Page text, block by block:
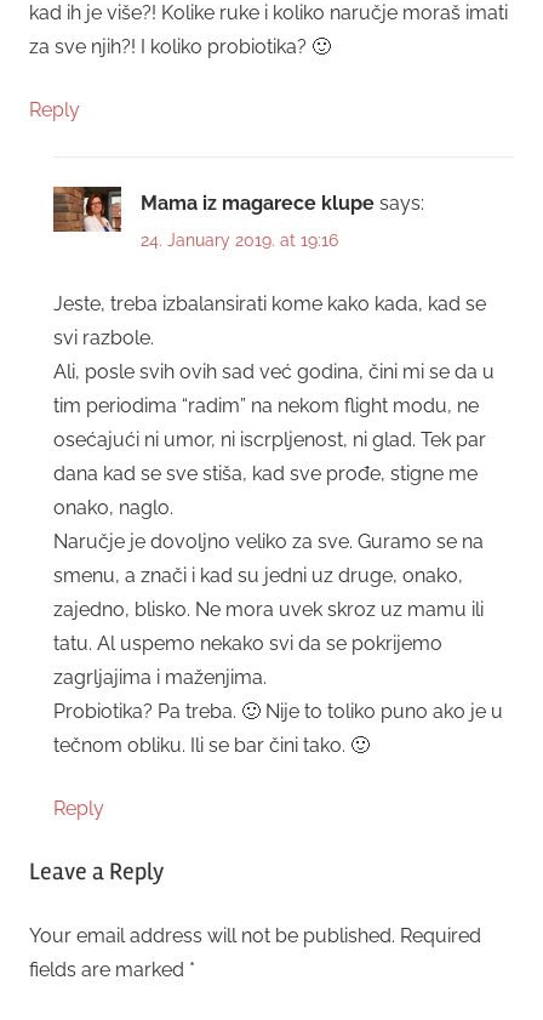
kad ih je više?! Kolike ruke i koliko naručje moraš imati
za sve njih?! I koliko probiotika? 🙂
Reply
Mama iz magarece klupe says:
24. January 2019. at 19:16
Jeste, treba izbalansirati kome kako kada, kad se
svi razbole.
Ali, posle svih ovih sad već godina, čini mi se da u
tim periodima “radim” na nekom flight modu, ne
osećajući ni umor, ni iscrpljenost, ni glad. Tek par
dana kad se sve stiša, kad sve prođe, stigne me
onako, naglo.
Naručje je dovoljno veliko za sve. Guramo se na
smenu, a znači i kad su jedni uz druge, onako,
zajedno, blisko. Ne mora uvek skroz uz mamu ili
tatu. Al uspemo nekako svi da se pokrijemo
zagrljajima i maženjima.
Probiotika? Pa treba. 🙂 Nije to toliko puno ako je u
tečnom obliku. Ili se bar čini tako. 🙂
Reply
Leave a Reply
Your email address will not be published. Required
fields are marked *